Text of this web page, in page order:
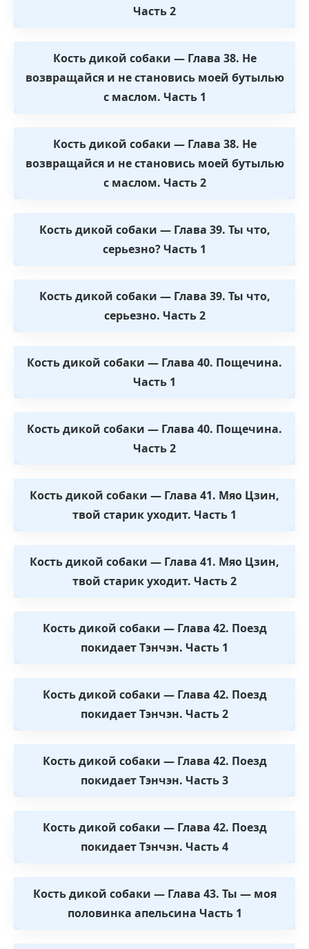
Часть 2
Кость дикой собаки — Глава 38. Не
возвращайся и не становись моей бутылью
с маслом. Часть 1
Кость дикой собаки — Глава 38. Не
возвращайся и не становись моей бутылью
с маслом. Часть 2
Кость дикой собаки — Глава 39. Ты что,
серьезно? Часть 1
Кость дикой собаки — Глава 39. Ты что,
серьезно. Часть 2
Кость дикой собаки — Глава 40. Пощечина.
Часть 1
Кость дикой собаки — Глава 40. Пощечина.
Часть 2
Кость дикой собаки — Глава 41. Мяо Цзин,
твой старик уходит. Часть 1
Кость дикой собаки — Глава 41. Мяо Цзин,
твой старик уходит. Часть 2
Кость дикой собаки — Глава 42. Поезд
покидает Тэнчэн. Часть 1
Кость дикой собаки — Глава 42. Поезд
покидает Тэнчэн. Часть 2
Кость дикой собаки — Глава 42. Поезд
покидает Тэнчэн. Часть 3
Кость дикой собаки — Глава 42. Поезд
покидает Тэнчэн. Часть 4
Кость дикой собаки — Глава 43. Ты — моя
половинка апельсина Часть 1